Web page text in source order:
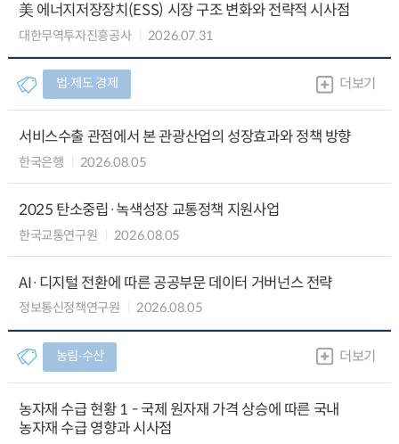
美 에너지저장장치(ESS) 시장 구조 변화와 전략적 시사점
대한무역투자진흥공사 2026.07.31
법∙제도 경제 더보기
서비스수출 관점에서 본 관광산업의 성장효과와 정책 방향
한국은행 2026.08.05
2025 탄소중립·녹색성장 교통정책 지원사업
한국교통연구원 2026.08.05
AI·디지털 전환에 따른 공공부문 데이터 거버넌스 전략
정보통신정책연구원 2026.08.05
농림∙수산 더보기
농자재 수급 현황 1 - 국제 원자재 가격 상승에 따른 국내
농자재 수급 영향과 시사점